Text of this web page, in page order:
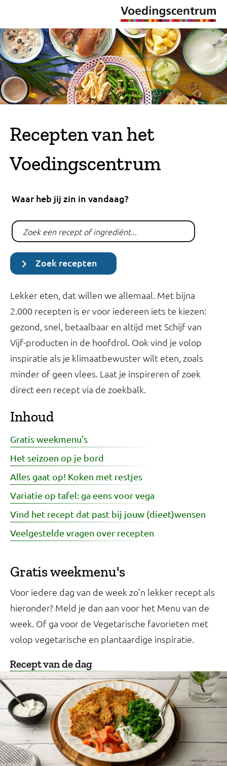
Recepten van het
Voedingscentrum
Waar heb jij zin in vandaag?
Zoek recepten
Lekker eten, dat willen we allemaal. Met bijna
2.000 recepten is er voor iedereen iets te kiezen:
gezond, snel, betaalbaar en altijd met Schijf van
Vijf-producten in de hoofdrol. Ook vind je volop
inspiratie als je klimaatbewuster wilt eten, zoals
minder of geen vlees. Laat je inspireren of zoek
direct een recept via de zoekbalk.
Inhoud
Gratis weekmenu's
Het seizoen op je bord
Alles gaat op! Koken met restjes
Variatie op tafel: ga eens voor vega
Vind het recept dat past bij jouw (dieet)wensen
Veelgestelde vragen over recepten
Gratis weekmenu's
Voor iedere dag van de week zo’n lekker recept als
hieronder? Meld je dan aan voor het Menu van de
week. Of ga voor de Vegetarische favorieten met
volop vegetarische en plantaardige inspiratie.
Recept van de dag